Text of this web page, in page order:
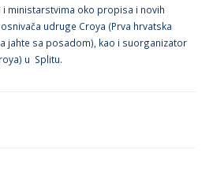
ministarstvima oko propisa i novih
udruge Croya (Prva hrvatska
jahte sa posadom), kao i suorganizator
u Splitu.